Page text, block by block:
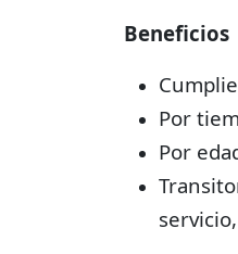
Beneficios
Por
Por